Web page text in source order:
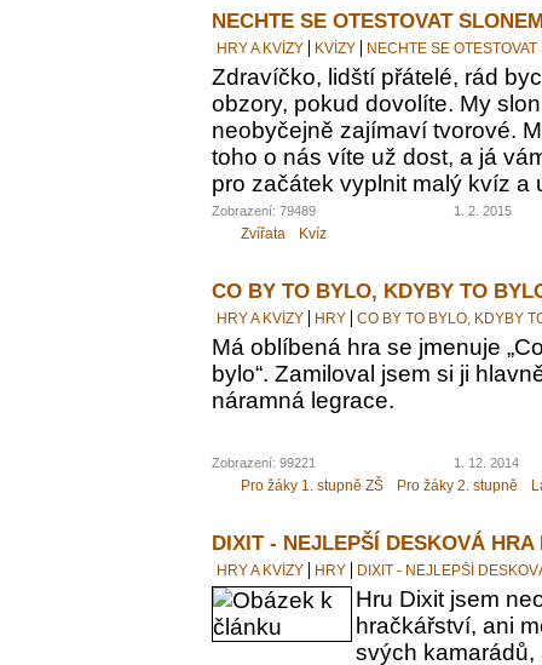
NECHTE SE OTESTOVAT
HRY A KVÍZY KVÍZY NECHTE SE
Zdravíčko, lidští přátelé, rád
obzory, pokud dovolíte. My
neobyčejně zajímaví tvorové.
toho o nás víte už dost, a já
pro začátek vyplnit malý kvíz a
Zobrazení: 79489 1. 2. 2015
Zvířata Kvíz
CO BY TO BYLO, KDYBY TO
HRY A KVÍZY HRY CO BY TO BYLO, KDYBY
Má oblíbená hra se jmenuje
bylo“. Zamiloval jsem si ji
náramná legrace.
Zobrazení: 99221 1. 12. 2014
Pro žáky 1. stupně ZŠ Pro žáky 2. stupně
DIXIT - NEJLEPŠÍ DESKOVÁ HRA
HRY A KVÍZY HRY DIXIT - NEJLEPŠÍ
Hru Dixit jsem
hračkářství, ani
svých kamarádů,